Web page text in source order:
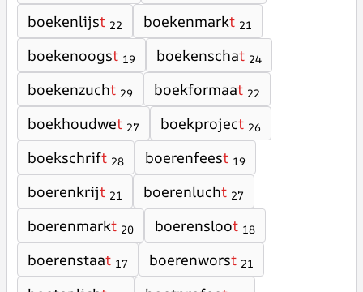
boekenlijst 22 boekenmarkt 21
boekenoogst 19 boekenschat 24
boekenzucht 29 boekformaat 22
boekhoudwet 27 boekproject 26
boekschrift 28 boerenfeest 19
boerenkrijt 21 boerenlucht 27
boerenmarkt 20 boerensloot 18
boerenstaat 17 boerenworst 21